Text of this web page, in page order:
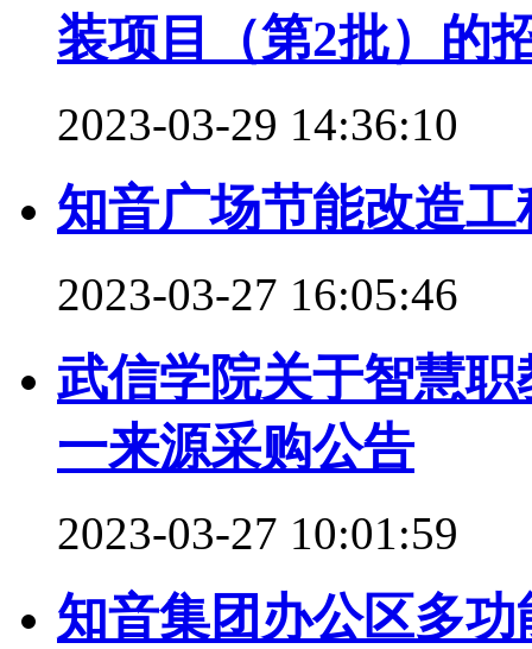
装项目（第2批）的
2023-03-29 14:36:10
知音广场节能改造
2023-03-27 16:05:46
武信学院关于智慧
一来源采购公告
2023-03-27 10:01:59
知音集团办公区多